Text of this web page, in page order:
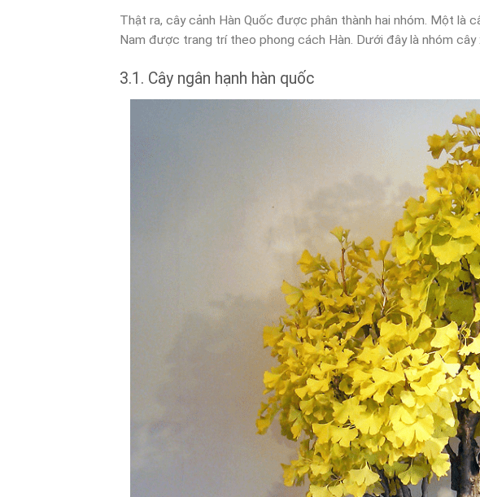
Thật ra, cây cảnh Hàn Quốc được phân thành hai nhóm. Một là
Nam được trang trí theo phong cách Hàn. Dưới đây là nhóm cây
3.1. Cây ngân hạnh hàn quốc